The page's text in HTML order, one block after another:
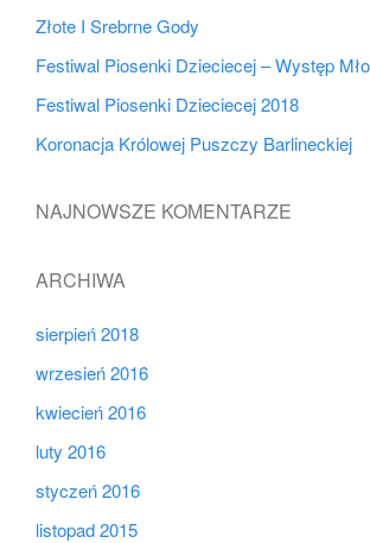
Złote I Srebrne Gody
Festiwal Piosenki Dzieciecej – Występ
Festiwal Piosenki Dzieciecej 2018
Koronacja Królowej Puszczy Barlineckiej
NAJNOWSZE KOMENTARZE
ARCHIWA
sierpień 2018
wrzesień 2016
kwiecień 2016
luty 2016
styczeń 2016
listopad 2015